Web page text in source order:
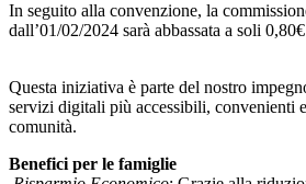
In seguito alla convenzione, la
dall’01/02/2024 sarà abbassata a soli
Questa iniziativa è parte del nostro
servizi digitali più accessibili, convenienti
comunità.
Benefici per le famiglie